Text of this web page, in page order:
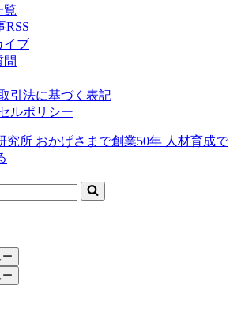
覧
RSS
イブ
問
引法に基づく表記
ルポリシー
究所 おかげさまで創業50年 人材育成で